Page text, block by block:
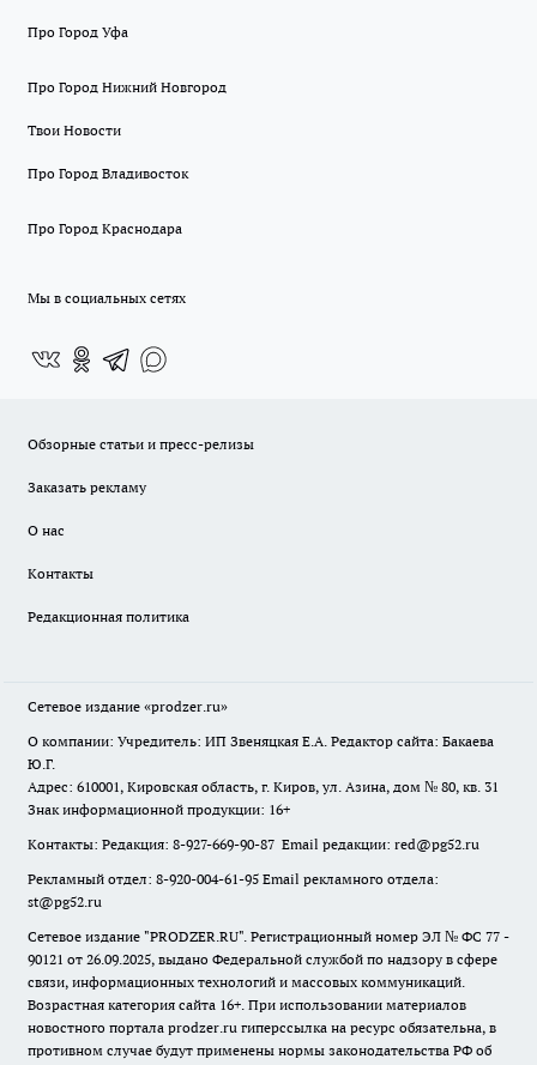
Про Город Уфа
Про Город Нижний Новгород
Твои Новости
Про Город Владивосток
Про Город Краснодара
Мы в социальных сетях
Обзорные статьи и пресс-релизы
Заказать рекламу
О нас
Контакты
Редакционная политика
Сетевое издание «prodzer.ru»
О компании: Учредитель: ИП Звеняцкая Е.А. Редактор сайта: Бакаева
Ю.Г.
Адрес: 610001, Кировская область, г. Киров, ул. Азина, дом № 80, кв. 31
Знак информационной продукции: 16+
Контакты: Редакция: 8-927-669-90-87 Email редакции: red@pg52.ru
Рекламный отдел: 8-920-004-61-95 Email рекламного отдела:
st@pg52.ru
Сетевое издание "PRODZER.RU". Регистрационный номер ЭЛ № ФС 77 -
90121 от 26.09.2025, выдано Федеральной службой по надзору в сфере
связи, информационных технологий и массовых коммуникаций.
Возрастная категория сайта 16+. При использовании материалов
новостного портала prodzer.ru гиперссылка на ресурс обязательна, в
противном случае будут применены нормы законодательства РФ об